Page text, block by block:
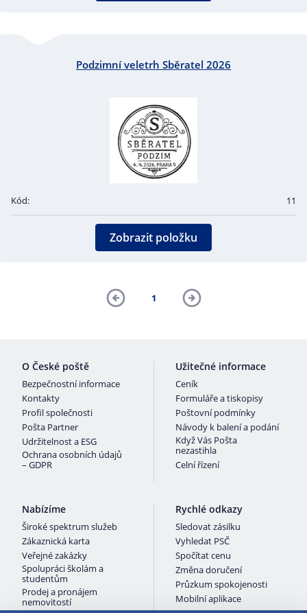
Podzimní veletrh Sběratel 2026
Kód: 11
Zobrazit položku
1
O České poště
Bezpečnostní informace
Kontakty
Profil společnosti
Pošta Partner
Udržitelnost a ESG
Ochrana osobních údajů
– GDPR
Užitečné informace
Ceník
Formuláře a tiskopisy
Poštovní podmínky
Návody k balení a podání
Když Vás Pošta
nezastihla
Celní řízení
Nabízíme
Široké spektrum služeb
Zákaznická karta
Veřejné zakázky
Spolupráci školám a
studentům
Prodej a pronájem
nemovitostí
Rychlé odkazy
Sledovat zásilku
Vyhledat PSČ
Spočítat cenu
Změna doručení
Průzkum spokojenosti
Mobilní aplikace